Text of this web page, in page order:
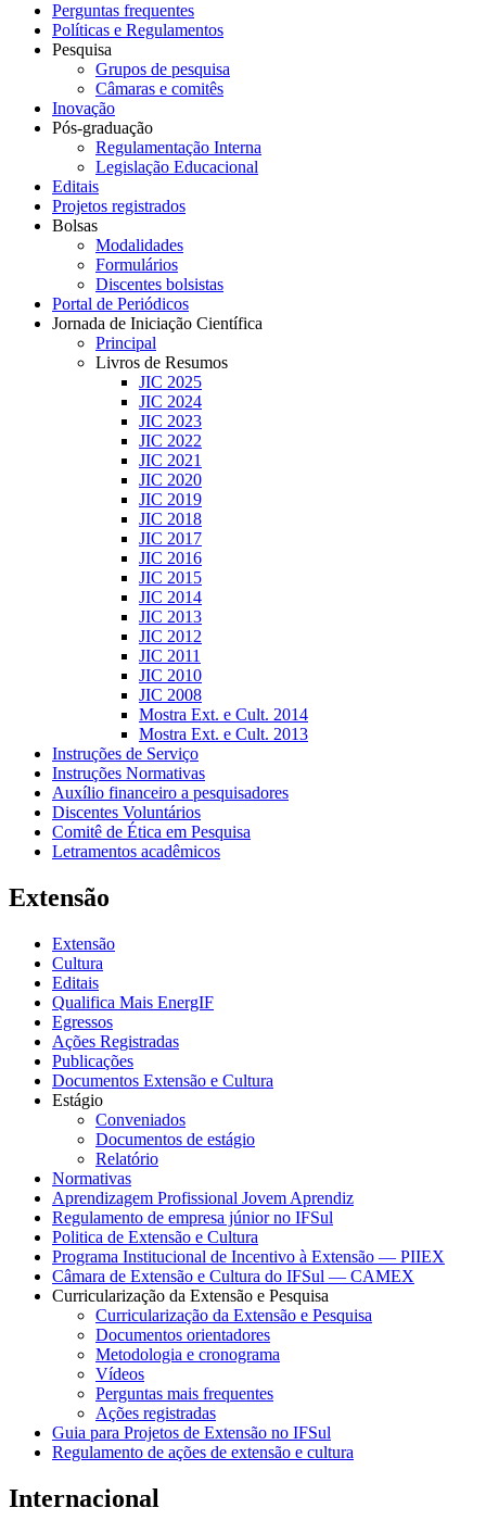
Perguntas frequentes
Políticas e Regulamentos
Pesquisa
Grupos de pesquisa
Câmaras e comitês
Inovação
Pós-graduação
Regulamentação Interna
Legislação Educacional
Editais
Projetos registrados
Bolsas
Modalidades
Formulários
Discentes bolsistas
Portal de Periódicos
Jornada de Iniciação Científica
Principal
Livros de Resumos
JIC 2025
JIC 2024
JIC 2023
JIC 2022
JIC 2021
JIC 2020
JIC 2019
JIC 2018
JIC 2017
JIC 2016
JIC 2015
JIC 2014
JIC 2013
JIC 2012
JIC 2011
JIC 2010
JIC 2008
Mostra Ext. e Cult. 2014
Mostra Ext. e Cult. 2013
Instruções de Serviço
Instruções Normativas
Auxílio financeiro a pesquisadores
Discentes Voluntários
Comitê de Ética em Pesquisa
Letramentos acadêmicos
Extensão
Extensão
Cultura
Editais
Qualifica Mais EnergIF
Egressos
Ações Registradas
Publicações
Documentos Extensão e Cultura
Estágio
Conveniados
Documentos de estágio
Relatório
Normativas
Aprendizagem Profissional Jovem Aprendiz
Regulamento de empresa júnior no IFSul
Politica de Extensão e Cultura
Programa Institucional de Incentivo à Extensão — PIIEX
Câmara de Extensão e Cultura do IFSul — CAMEX
Curricularização da Extensão e Pesquisa
Curricularização da Extensão e Pesquisa
Documentos orientadores
Metodologia e cronograma
Vídeos
Perguntas mais frequentes
Ações registradas
Guia para Projetos de Extensão no IFSul
Regulamento de ações de extensão e cultura
Internacional